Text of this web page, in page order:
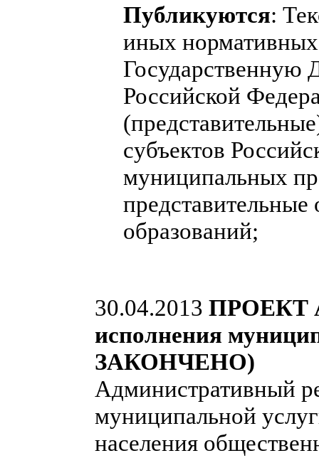
Публикуются:
иных
Государственную
Российской
субъектов
муниципальных
образований;
30.04.2013 ПРОЕКТ
исполнения
ЗАКОНЧЕНО)
Административный
муниципальной
населения